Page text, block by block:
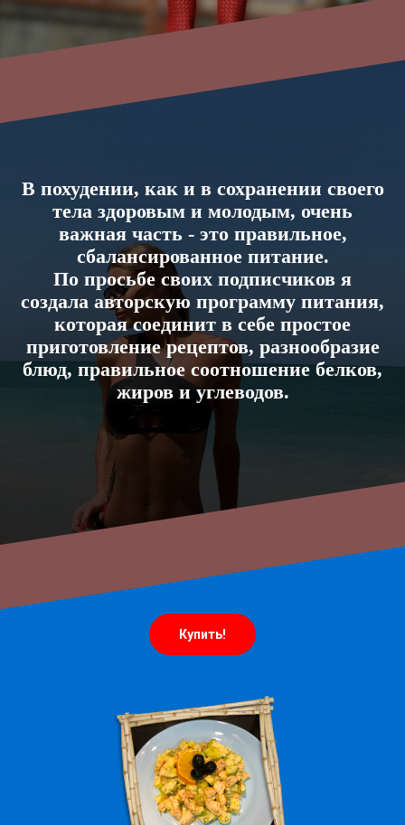
В похудении, как и в сохранении своего
тела здоровым и молодым, очень
важная часть - это правильное,
сбалансированное питание.
По просьбе своих подписчиков я
создала авторскую программу питания,
которая соединит в себе простое
приготовление рецептов, разнообразие
блюд, правильное соотношение белков,
жиров и углеводов.
Купить!